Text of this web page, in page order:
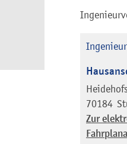
70184
Zur